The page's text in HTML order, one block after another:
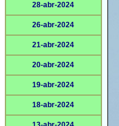
28-abr-2024
26-abr-2024
21-abr-2024
20-abr-2024
19-abr-2024
18-abr-2024